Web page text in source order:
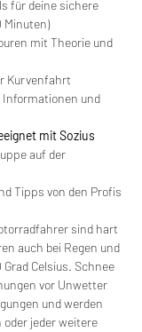
für deine sichere
Minuten)
mit Theorie und
Kurvenfahrt
Informationen und
mit Sozius
auf der
Tipps von den Profis
sind hart
auch bei Regen und
Celsius. Schnee
vor Unwetter
und werden
oder jeder weitere